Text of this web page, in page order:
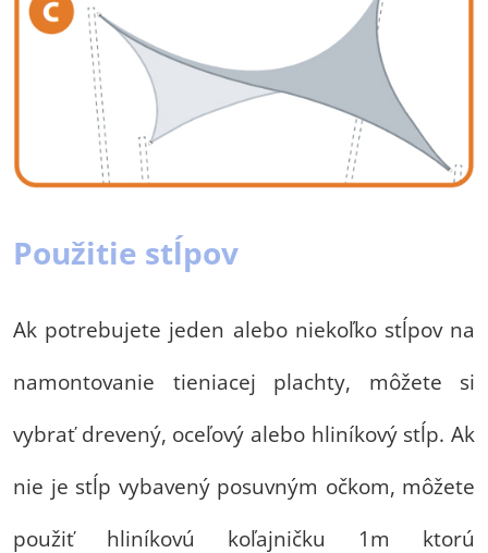
Použitie stĺpov
Ak potrebujete jeden alebo niekoľko stĺpov na
namontovanie tieniacej plachty, môžete si
vybrať drevený, oceľový alebo hliníkový stĺp. Ak
nie je stĺp vybavený posuvným očkom, môžete
použiť hliníkovú koľajničku 1m ktorú